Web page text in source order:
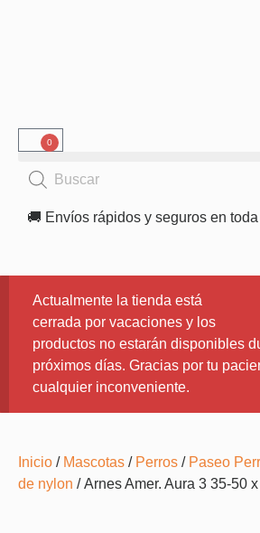
0
🚚 Envíos rápidos y seguros en
Actualmente la tienda está
cerrada por vacaciones y los
productos no estarán disponibles
próximos días. Gracias por tu
cualquier inconveniente.
Inicio / Mascotas / Perros / Paseo
de nylon / Arnes Amer. Aura 3 35-50